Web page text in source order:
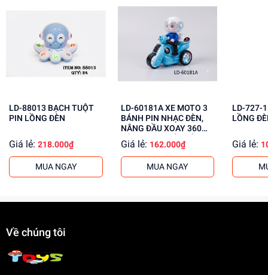
Rèn luyện kỹ năng giải quyết vấn đề
Tăng cường khả năng phối hợp tay mắt
Mua ngay đồ chơi lắp ráp tại Dochoitinphat.com
tôi cung cấp giá sỉ cho khách buôn. Liên hệ ngay để biết
LD-88013 BẠCH TUỘT
PIN LỒNG ĐÈN
Giá lẻ: 218.000₫
MUA NGAY
LD-60181A XE MOTO 3
BÁNH PIN NHẠC ĐÈN,
NÂNG ĐẦU XOAY 360
ĐỘ, PHUN KHÓI, CÓ
NGƯỜI Police
Giá lẻ: 162.000₫
MUA NGAY
LD-727-1 ROBO
LỒNG
Giá lẻ:
Về chúng tôi